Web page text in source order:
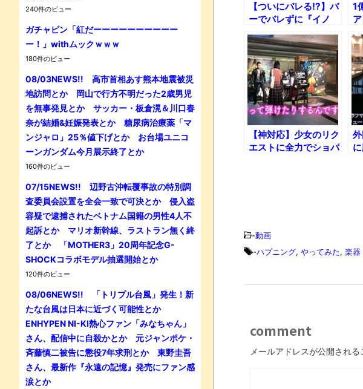
【ついにバレる!?】バ
ーでバレずに『イノ
キ ボンバイエ』を弾
く方法ｗ
1
【神対応】少女のリク
エストに全力でショパ
-動画
-ハプニング, やってみた, 楽器
comment
メールアドレスが公開される
240件のビュー
ガチャピン「紅だーーーーーーーーーー
ー！」withムックｗｗｗ
180件のビュー
08/03NEWS!! 高市首相あす熊本地震被災
地訪問とか 岡山で行方不明だった2歳男児
を無事発見とか サッカー・板倉滉＆川口春
奈が結婚&妊娠発表とか 糖尿病治療薬「マ
ンジャロ」25％値下げとか お台場ユニコ
ーンガンダム今月展示終了とか
160件のビュー
07/15NEWS!! 辺野古沖転覆事故の特別調
査委員会設置を全会一致で可決とか 侵入盗
容疑で逮捕されたベトナム国籍の男性4人不
起訴とか マリオ新幹線、ラストラン無く終
了とか 「MOTHER3」20周年記念G-
SHOCKコラボモデル抽選開始とか
120件のビュー
08/06NEWS!! 「トリプル台風」発生！新
たな台風は日本に近づく可能性とか
ENHYPEN NI-KI熱心ファン「みなちゃん」
さん、配信中に自殺かとか 元ジャンポケ・
斉藤慎二被告に懲役7年求刑とか 東野圭吾
さん、最新作『永遠の記憶』発売にファン感
涙とか